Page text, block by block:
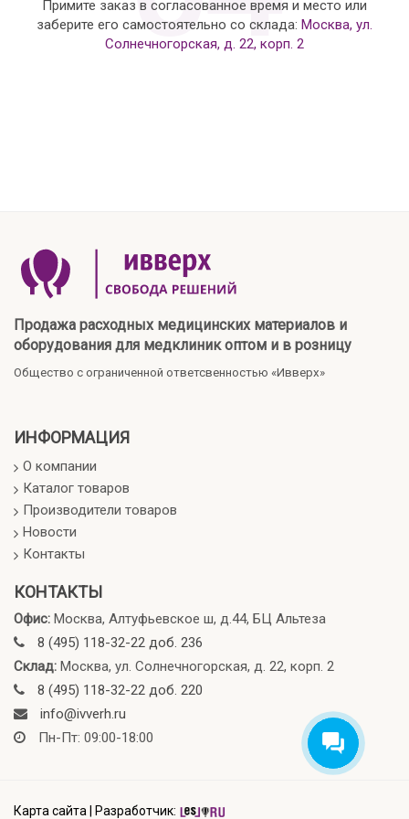
Примите заказ в согласованное время и место или
заберите его самостоятельно со склада: Москва, ул.
Солнечногорская, д. 22, корп. 2
Продажа расходных медицинских материалов и
оборудования для медклиник оптом и в розницу
Общество с ограниченной ответсвенностью «Ивверх»
ИНФОРМАЦИЯ
О компании
Каталог товаров
Производители товаров
Новости
Контакты
КОНТАКТЫ
Офис: Москва, Алтуфьевское ш, д.44, БЦ Альтеза
8 (495) 118-32-22 доб. 236
Склад: Москва, ул. Солнечногорская, д. 22, корп. 2
8 (495) 118-32-22 доб. 220
info@ivverh.ru
Пн-Пт: 09:00-18:00
Карта сайта Разработчик: